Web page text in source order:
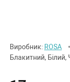
Виробник: ROSA
Блакитний, Білий,